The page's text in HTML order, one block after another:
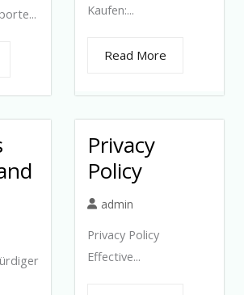
Kaufen:...
Read More
Privacy
Policy
admin
Privacy Policy
Effective...